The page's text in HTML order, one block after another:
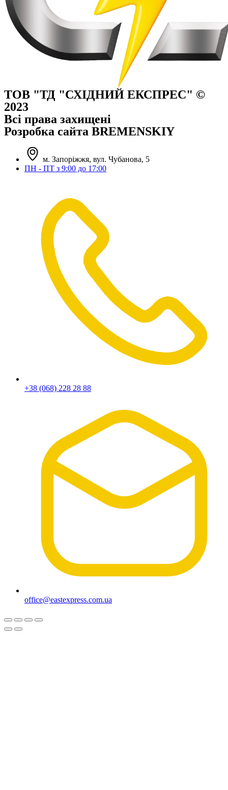
ТОВ "ТД "СХІДНИЙ ЕКСПРЕС" ©
2023
Всі права захищені
Розробка сайта BREMENSKIY
м. Запоріжжя, вул. Чубанова, 5
ПН - ПТ з 9:00 до 17:00
+38 (068) 228 28 88
office@eastexpress.com.ua